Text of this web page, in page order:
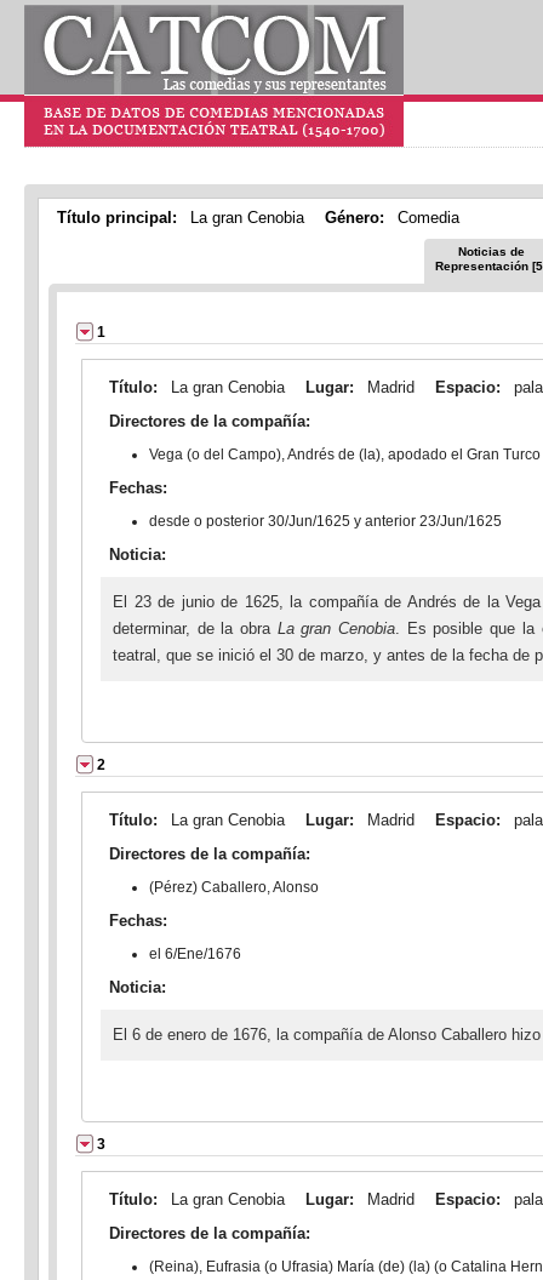
Título principal: La gran Cenobia Género: Comedia
Noticias de
Representación
1
Título: La gran Cenobia Lugar: Madrid Espacio:
Directores de la compañía:
Vega (o del Campo), Andrés de (la), apodado el Gran Turco
Fechas:
desde o posterior 30/Jun/1625 y anterior 23/Jun/1625
Noticia:
El 23 de junio de 1625, la compañía de Andrés de la
determinar, de la obra La gran Cenobia. Es posible que la
teatral, que se inició el 30 de marzo, y antes de la fecha de
2
Título: La gran Cenobia Lugar: Madrid Espacio:
Directores de la compañía:
(Pérez) Caballero, Alonso
Fechas:
el 6/Ene/1676
Noticia:
El 6 de enero de 1676, la compañía de Alonso Caballero
3
Título: La gran Cenobia Lugar: Madrid Espacio:
Directores de la compañía:
(Reina), Eufrasia (o Ufrasia) María (de) (la) (o Catalina